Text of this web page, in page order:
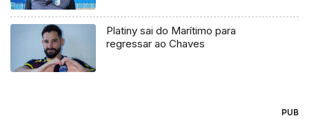
Platiny sai do Marítimo para
regressar ao Chaves
PUB